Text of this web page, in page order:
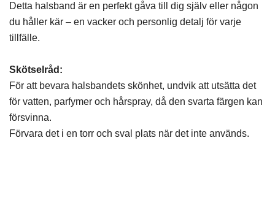
Detta halsband är en perfekt gåva till dig själv eller någon
du håller kär – en vacker och personlig detalj för varje
tillfälle.
Skötselråd:
För att bevara halsbandets skönhet, undvik att utsätta det
för vatten, parfymer och hårspray, då den svarta färgen kan
försvinna.
Förvara det i en torr och sval plats när det inte används.